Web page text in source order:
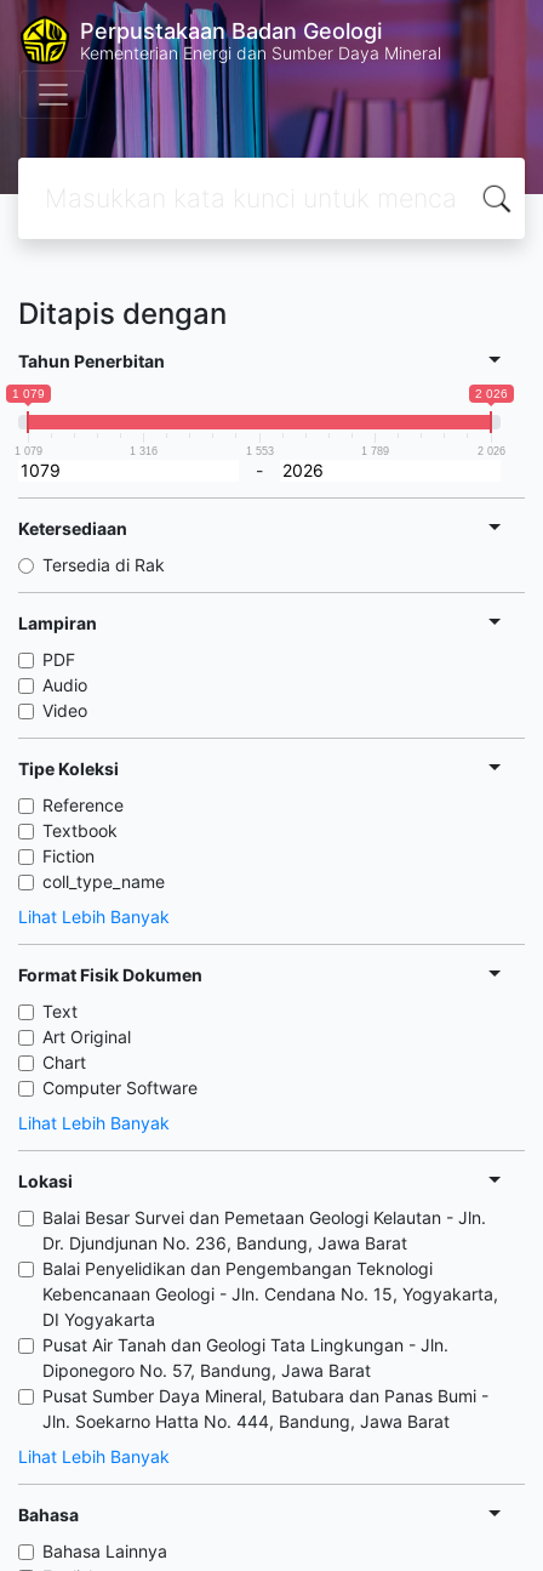
Perpustakaan Badan Geologi
Kementerian Energi dan Sumber Daya Mineral
Ditapis dengan
Tahun Penerbitan
1 079 2 026
1 079 1 316 1 553 1 789 2 026
-
Ketersediaan
Tersedia di Rak
Lampiran
PDF
Audio
Video
Tipe Koleksi
Reference
Textbook
Fiction
coll_type_name
Lihat Lebih Banyak
Format Fisik Dokumen
Text
Art Original
Chart
Computer Software
Lihat Lebih Banyak
Lokasi
Balai Besar Survei dan Pemetaan Geologi Kelautan - Jln.
Dr. Djundjunan No. 236, Bandung, Jawa Barat
Balai Penyelidikan dan Pengembangan Teknologi
Kebencanaan Geologi - Jln. Cendana No. 15, Yogyakarta,
DI Yogyakarta
Pusat Air Tanah dan Geologi Tata Lingkungan - Jln.
Diponegoro No. 57, Bandung, Jawa Barat
Pusat Sumber Daya Mineral, Batubara dan Panas Bumi -
Jln. Soekarno Hatta No. 444, Bandung, Jawa Barat
Lihat Lebih Banyak
Bahasa
Bahasa Lainnya